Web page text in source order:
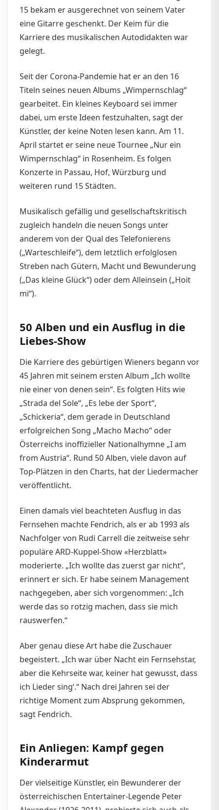
15 bekam er ausgerechnet von seinem Vater
eine Gitarre geschenkt. Der Keim für die
Karriere des musikalischen Autodidakten war
gelegt.
Seit der Corona-Pandemie hat er an den 16
Titeln seines neuen Albums „Wimpernschlag“
gearbeitet. Ein kleines Keyboard sei immer
dabei, um erste Ideen festzuhalten, sagt der
Künstler, der keine Noten lesen kann. Am 11.
April startet er seine neue Tournee „Nur ein
Wimpernschlag“ in Rosenheim. Es folgen
Konzerte in Passau, Hof, Würzburg und
weiteren rund 15 Städten.
Musikalisch gefällig und gesellschaftskritisch
zugleich handeln die neuen Songs unter
anderem von der Qual des Telefonierens
(„Warteschleife“), dem letztlich erfolglosen
Streben nach Gütern, Macht und Bewunderung
(„Das kleine Glück“) oder dem Alleinsein („Hoit
mi“).
50 Alben und ein Ausflug in die
Liebes-Show
Die Karriere des gebürtigen Wieners begann vor
45 Jahren mit seinem ersten Album „Ich wollte
nie einer von denen sein“. Es folgten Hits wie
„Strada del Sole“, „Es lebe der Sport“,
„Schickeria“, dem gerade in Deutschland
erfolgreichen Song „Macho Macho“ oder
Österreichs inoffizieller Nationalhymne „I am
from Austria“. Rund 50 Alben, viele davon auf
Top-Plätzen in den Charts, hat der Liedermacher
veröffentlicht.
Einen damals viel beachteten Ausflug in das
Fernsehen machte Fendrich, als er ab 1993 als
Nachfolger von Rudi Carrell die zeitweise sehr
populäre ARD-Kuppel-Show «Herzblatt»
moderierte. „Ich wollte das zuerst gar nicht“,
erinnert er sich. Er habe seinem Management
nachgegeben, aber sich vorgenommen: „Ich
werde das so rotzig machen, dass sie mich
rauswerfen.“
Aber genau diese Art habe die Zuschauer
begeistert. „Ich war über Nacht ein Fernsehstar,
aber die Kehrseite war, keiner hat gewusst, dass
ich Lieder sing‘.“ Nach drei Jahren sei der
richtige Moment zum Absprung gekommen,
sagt Fendrich.
Ein Anliegen: Kampf gegen
Kinderarmut
Der vielseitige Künstler, ein Bewunderer der
österreichischen Entertainer-Legende Peter